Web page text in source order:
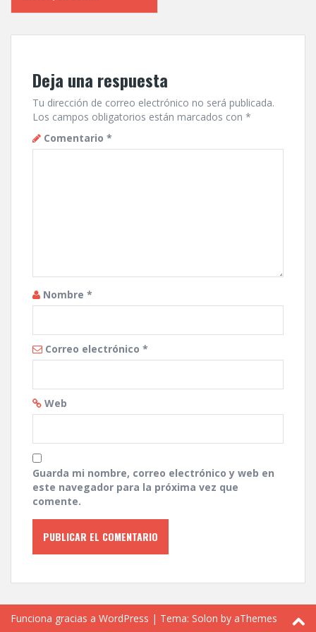
Deja una respuesta
Tu dirección de correo electrónico no será publicada.
Los campos obligatorios están marcados con *
Comentario *
Nombre *
Correo electrónico *
Web
Guarda mi nombre, correo electrónico y web en
este navegador para la próxima vez que
comente.
Funciona gracias a WordPress | Tema: Solon by aThemes